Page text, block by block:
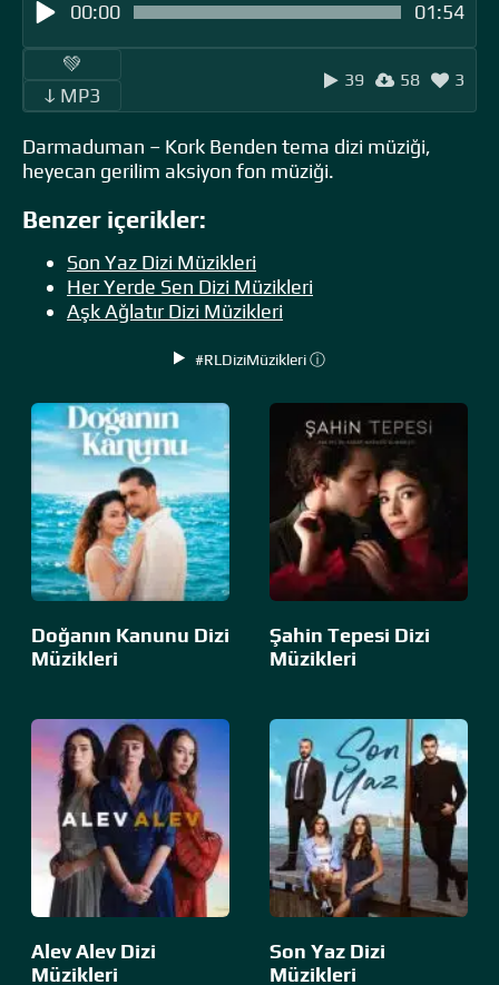
00:00 01:54
‎ ‎ ‎‎ ‎ ‎‎ ‎ ‎💚 ‎‎ ‎
‎‎‎ ‎ ‎ↆ MP3 ‎ ‎
39 58 3
Darmaduman – Kork Benden tema dizi müziği,
heyecan gerilim aksiyon fon müziği.
Benzer içerikler:
Son Yaz Dizi Müzikleri
Her Yerde Sen Dizi Müzikleri
Aşk Ağlatır Dizi Müzikleri
#RLDiziMüzikleri ⓘ
Doğanın Kanunu Dizi
Müzikleri
Şahin Tepesi Dizi
Müzikleri
Alev Alev Dizi
Müzikleri
Son Yaz Dizi
Müzikleri